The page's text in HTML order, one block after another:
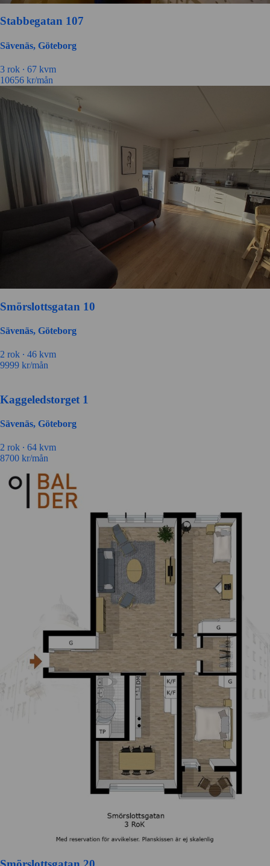
Stabbegatan 107
Sävenäs, Göteborg
3 rok ∙ 67 kvm
10656 kr/mån
Smörslottsgatan 10
Sävenäs, Göteborg
2 rok ∙ 46 kvm
9999 kr/mån
Kaggeledstorget 1
Sävenäs, Göteborg
2 rok ∙ 64 kvm
8700 kr/mån